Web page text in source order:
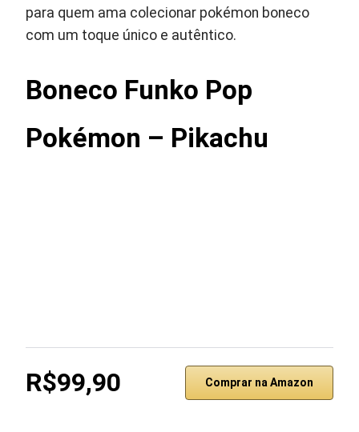
para quem ama colecionar pokémon boneco
com um toque único e autêntico.
Boneco Funko Pop
Pokémon – Pikachu
R$99,90 Comprar na Amazon